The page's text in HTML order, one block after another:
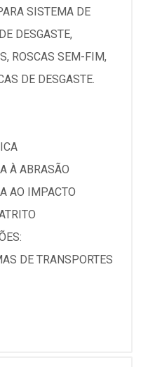
SISTEMA DE
DESGASTE,
ROSCAS SEM-FIM,
DE DESGASTE.
À ABRASÃO
AO IMPACTO
DE TRANSPORTES